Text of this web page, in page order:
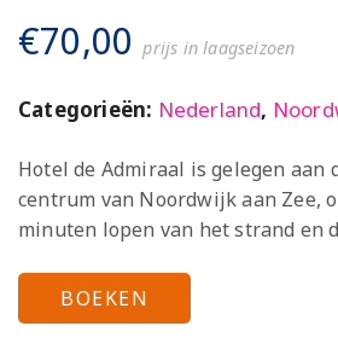
€70,00 prijs in laagseizoen
Categorieën: Nederland,
Hotel de Admiraal is gelegen aan
centrum van Noordwijk aan Zee,
minuten lopen van het strand en
BOEKEN